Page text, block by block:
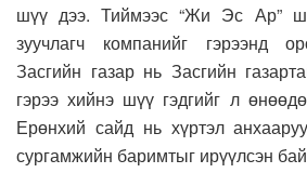
шүү дээ. Тиймээс “Жи Эс Ар”
зуучлагч компанийг гэрээнд
Засгийн газар нь Засгийн
гэрээ хийнэ шүү гэдгийг л
Ерөнхий сайд нь хүртэл
сургамжийн баримтыг ирүүлсэн